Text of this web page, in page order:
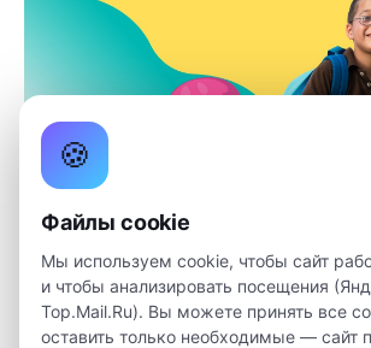
Детский технопарк «Кванториум»
летние каникулы (для детей 7-13 лет)!
13 уникальных смен! Каждая смена
(в конце каждой детей будут ждать
🍪
Файлы cookie
Мы используем cookie, чтобы сайт
и чтобы анализировать посещения
Top.Mail.Ru). Вы можете принять все
оставить только необходимые — сайт